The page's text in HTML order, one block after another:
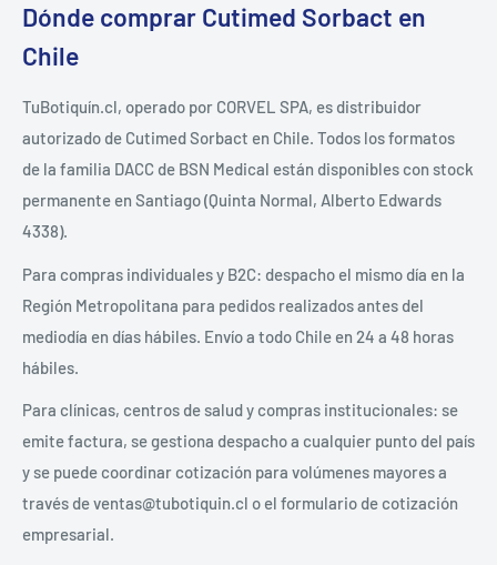
Dónde comprar Cutimed Sorbact en
Chile
TuBotiquín.cl, operado por CORVEL SPA, es distribuidor
autorizado de Cutimed Sorbact en Chile. Todos los formatos
de la familia DACC de BSN Medical están disponibles con stock
permanente en Santiago (Quinta Normal, Alberto Edwards
4338).
Para compras individuales y B2C: despacho el mismo día en la
Región Metropolitana para pedidos realizados antes del
mediodía en días hábiles. Envío a todo Chile en 24 a 48 horas
hábiles.
Para clínicas, centros de salud y compras institucionales: se
emite factura, se gestiona despacho a cualquier punto del país
y se puede coordinar cotización para volúmenes mayores a
través de ventas@tubotiquin.cl o el formulario de cotización
empresarial.